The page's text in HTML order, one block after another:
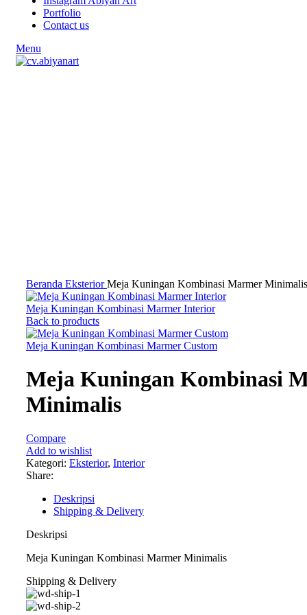
Portfolio
Contact us
Menu
Beranda EksteriorMeja Kuningan Kombinasi Marmer Minimalis
Meja Kuningan Kombinasi Marmer Interior
Back to products
Meja Kuningan Kombinasi Marmer Custom
Meja Kuningan Kombinasi
Minimalis
Compare
Add to wishlist
Kategori: Eksterior, Interior
Share:
Deskripsi
Shipping & Delivery
Deskripsi
Meja Kuningan Kombinasi Marmer Minimalis
Shipping & Delivery